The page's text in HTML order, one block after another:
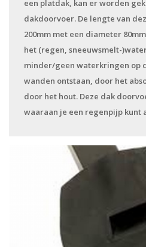
een platdak, kan er worden
dakdoorvoer. De lengte van
200mm met een diameter
het (regen, sneeuwsmelt-
minder/geen waterkringen op
wanden ontstaan, door het
door het hout. Deze dak
waaraan je een regenpijp kunt